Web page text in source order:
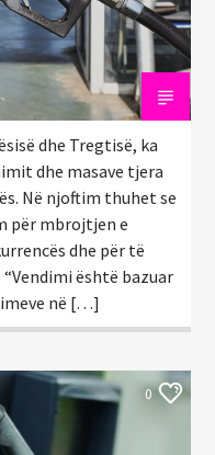
dhe Tregtisë, ka
dhe masave tjera
Në njoftim thuhet se
për mbrojtjen e
dhe për të
është bazuar
në […]
0